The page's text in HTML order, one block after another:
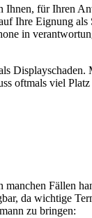
für Ihren
Ihre Eignung
in
oftmals viel
Fällen
da wichtige
zu bringen: